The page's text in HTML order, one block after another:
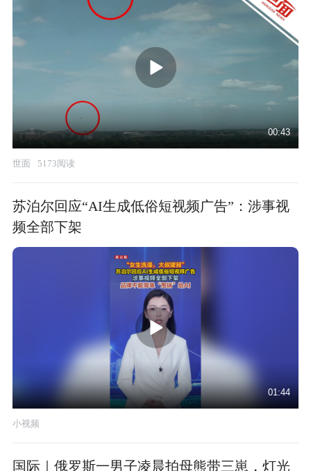
00:43
世面 5173阅读
苏泊尔回应“AI生成低俗短视频广告”：涉事视
频全部下架
01:44
小视频
国际｜俄罗斯一男子凌晨拍母熊带三崽，灯光